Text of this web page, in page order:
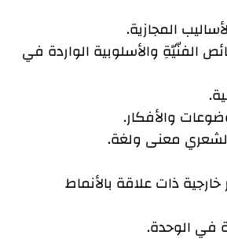
المجازية.
الفنّيّةِ والأسلوبية الواردة في
والأفكار.
معنى ولغة.
ذات علاقة بالأنماط
في الوحدة.